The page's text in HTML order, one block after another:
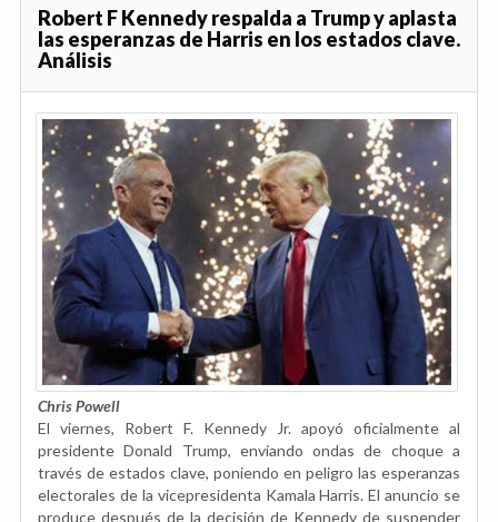
Robert F Kennedy respalda a Trump y aplasta
las esperanzas de Harris en los estados clave.
Análisis
Chris Powell
El viernes, Robert F. Kennedy Jr. apoyó oficialmente al
presidente Donald Trump, enviando ondas de choque a
través de estados clave, poniendo en peligro las esperanzas
electorales de la vicepresidenta Kamala Harris. El anuncio se
produce después de la decisión de Kennedy de suspender